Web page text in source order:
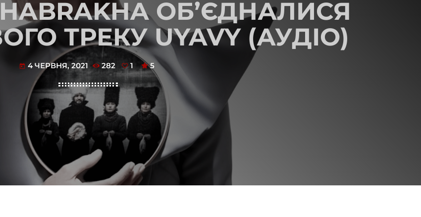
ОБ’ЄДНАЛИСЯ
ТРЕКУ UYAVY (АУДІО)
today 4 ЧЕРВНЯ, 2021 282 1 5